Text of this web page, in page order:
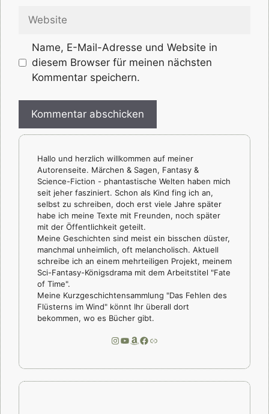
Name, E-Mail-Adresse und Website in
diesem Browser für meinen nächsten
Kommentar speichern.
Hallo und herzlich willkommen auf meiner
Autorenseite. Märchen & Sagen, Fantasy &
Science-Fiction - phantastische Welten haben mich
seit jeher fasziniert. Schon als Kind fing ich an,
selbst zu schreiben, doch erst viele Jahre später
habe ich meine Texte mit Freunden, noch später
mit der Öffentlichkeit geteilt.
Meine Geschichten sind meist ein bisschen düster,
manchmal unheimlich, oft melancholisch. Aktuell
schreibe ich an einem mehrteiligen Projekt, meinem
Sci-Fantasy-Königsdrama mit dem Arbeitstitel "Fate
of Time".
Meine Kurzgeschichtensammlung "Das Fehlen des
Flüsterns im Wind" könnt Ihr überall dort
bekommen, wo es Bücher gibt.
Instagram
YouTube
Amazon
Facebook
Link